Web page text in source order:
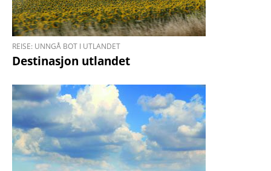
REISE: UNNGÅ BOT I UTLANDET
Destinasjon utlandet